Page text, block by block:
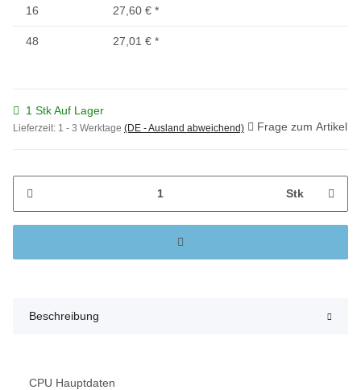
16 27,60 € *
48 27,01 € *
1 Stk Auf Lager
Lieferzeit: 1 - 3 Werktage (DE - Ausland abweichend) Frage zum Artikel
Stk
Beschreibung
CPU Hauptdaten